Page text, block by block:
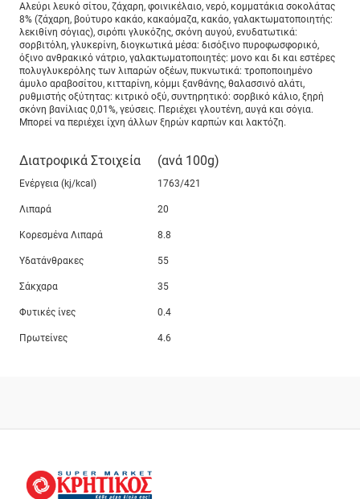
Αλεύρι λευκό σίτου, ζάχαρη, φοινικέλαιο, νερό, κομματάκια σοκολάτας
8% (ζάχαρη, βούτυρο κακάο, κακαόμαζα, κακάο, γαλακτωματοποιητής:
λεκιθίνη σόγιας), σιρόπι γλυκόζης, σκόνη αυγού, ενυδατωτικά:
σορβιτόλη, γλυκερίνη, διογκωτικά μέσα: δισόξινο πυροφωσφορικό,
όξινο ανθρακικό νάτριο, γαλακτωματοποιητές: μονο και δι και εστέρες
πολυγλυκερόλης των λιπαρών οξέων, πυκνωτικά: τροποποιημένο
άμυλο αραβοσίτου, κιτταρίνη, κόμμι ξανθάνης, θαλασσινό αλάτι,
ρυθμιστής οξύτητας: κιτρικό οξύ, συντηρητικό: σορβικό κάλιο, ξηρή
σκόνη βανίλιας 0,01%, γεύσεις. Περιέχει γλουτένη, αυγά και σόγια.
Μπορεί να περιέχει ίχνη άλλων ξηρών καρπών και λακτόζη.
Διατροφικά Στοιχεία (ανά 100g)
Ενέργεια (kj/kcal) 1763/421
Λιπαρά 20
Κορεσμένα Λιπαρά 8.8
Υδατάνθρακες 55
Σάκχαρα 35
Φυτικές ίνες 0.4
Πρωτείνες 4.6